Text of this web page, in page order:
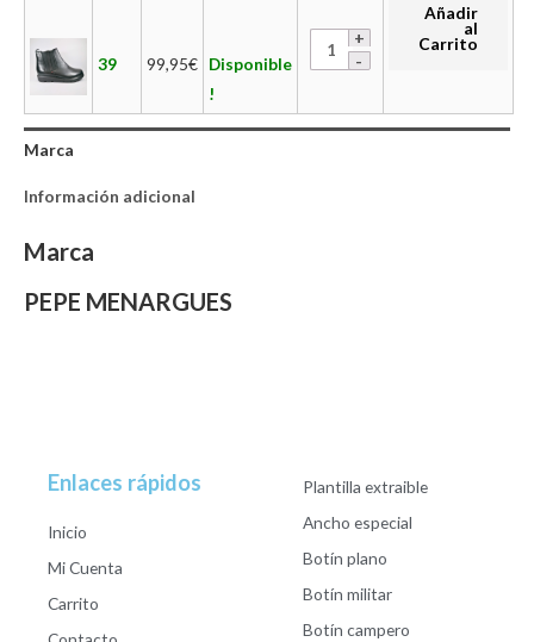
39 99,95€ Disponible
!
Añadir
al
Carrito
Marca
Información adicional
Marca
PEPE MENARGUES
Enlaces rápidos
Inicio
Mi Cuenta
Carrito
Plantilla extraible
Ancho especial
Botín plano
Botín militar
Botín campero